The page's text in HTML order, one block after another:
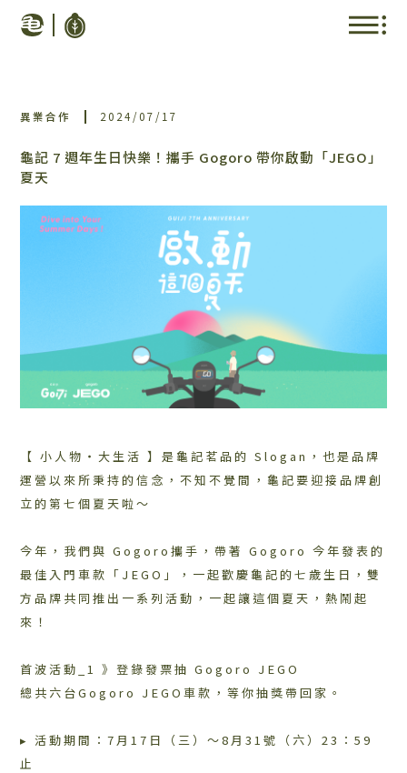
異業合作 2024/07/17
龜記 7 週年生日快樂！攜手 Gogoro 帶你啟動「JEGO」
夏天
【 小人物・大生活 】是龜記茗品的 Slogan，也是品牌
運營以來所秉持的信念，不知不覺間，龜記要迎接品牌創
立的第七個夏天啦～
今年，我們與 Gogoro攜手，帶著 Gogoro 今年發表的
最佳入門車款「JEGO」，一起歡慶龜記的七歲生日，雙
方品牌共同推出一系列活動，一起讓這個夏天，熱鬧起
來！
首波活動_1 》登錄發票抽 Gogoro JEGO
總共六台Gogoro JEGO車款，等你抽獎帶回家。
▸ 活動期間：7月17日（三）～8月31號（六）23：59
止